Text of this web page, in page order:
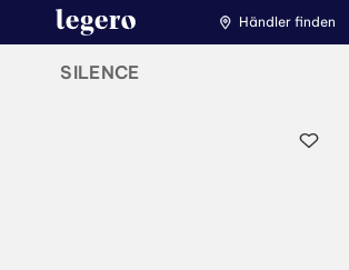
Händler finden
SILENCE